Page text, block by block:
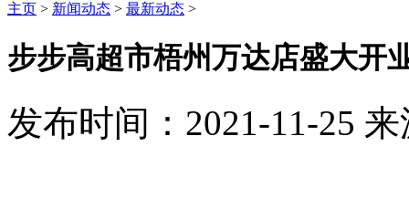
主页 > 新闻动态 > 最新动态 >
步步高超市梧州万达店盛大开
发布时间：2021-11-25